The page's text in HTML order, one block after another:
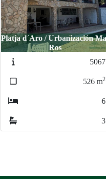
Platja d´Aro / Fanals
0858
363 m2
6
5